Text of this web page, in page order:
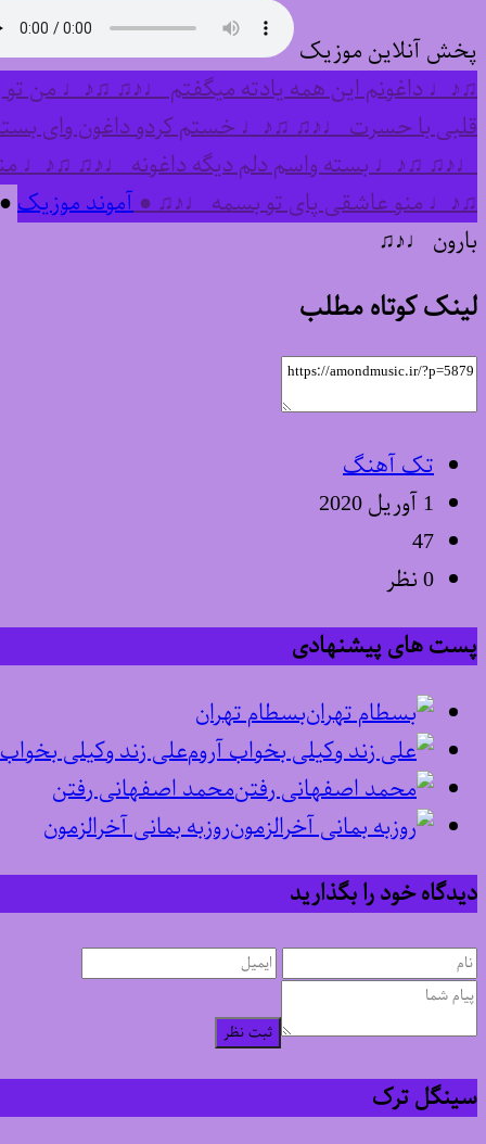
پخش آنلاین موزیک
♫♪♩ داغونم این همه یادته میگفتم ♩♪♫ ♫♪♩ من
قلبی با حسرت ♩♪♫ ♫♪♩ خستم کردو داغون وای
♩♪♫ ♫♪♩ بسته واسم دلم دیگه داغونه ♩♪♫ ♫♪♩
♫♪♩ منو عاشقی پای تو بسمه ♩♪♫ ●آموند موزیک
بارون ♩♪♫
لینک کوتاه مطلب
تک آهنگ
1 آوریل 2020
47
0 نظر
پست های پیشنهادی
بسطام تهران
علی زند وکیلی
محمد اصفهانی رفتن
روزبه بمانی آخرالزمون
دیدگاه خود را بگذارید
ثبت نظر
سینگل ترک